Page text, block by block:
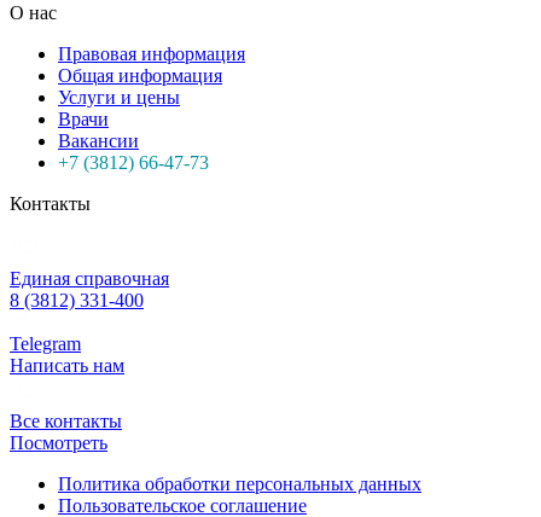
О нас
Правовая информация
Общая информация
Услуги и цены
Врачи
Вакансии
+7 (3812) 66-47-73
Контакты
Единая справочная
8 (3812) 331-400
Telegram
Написать нам
Все контакты
Посмотреть
Политика обработки персональных данных
Пользовательское соглашение